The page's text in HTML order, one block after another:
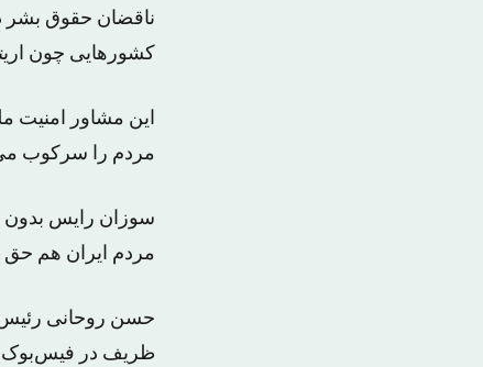
ناقضان حقوق بشر
کشورهایی چون
این مشاور امنیت
مردم را سرکوب
سوزان رایس بدون
مردم ایران هم حق
حسن روحانی رئیس
ظریف در فیس‌بوک